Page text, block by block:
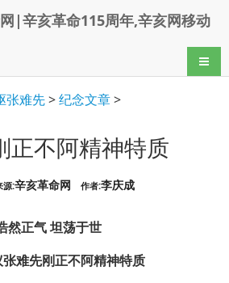
|辛亥革命115周年,辛亥网移动
导航
张难先>纪念文章>
正不阿精神特质
源:辛亥革命网 作者:李庆成
然正气 坦荡于世
难先刚正不阿精神特质